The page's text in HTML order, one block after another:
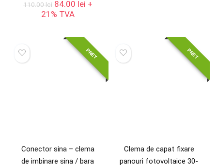
110.00lei Prețul
inițial
110.00 lei.
84.00 leiPrețul
+
21% TVA
PRET
Conector sina – clema
de imbinare sina / bara
PRET
Clema de capat fixare
panouri fotovoltaice 30-